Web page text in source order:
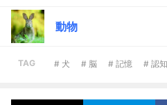
動物
TAG # 犬 # 脳 # 記憶 # 認知